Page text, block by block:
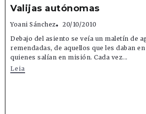
Valijas autónomas
Yoani Sánchez
20/10/2010
Debajo del asiento se veía un maletín de
remendadas, de aquellos que les daban
quienes salían en misión. Cada vez...
Leia